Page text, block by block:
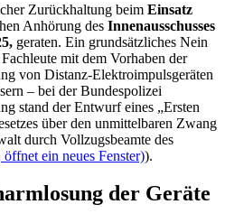
Zurückhaltung beim Einsatz
Anhörung des Innenausschusses
geraten. Ein grundsätzliches Nein
mit dem Vorhaben der
von Distanz-Elektroimpulsgeräten
– bei der Bundespolizei
stand der Entwurf eines „Ersten
über den unmittelbaren Zwang
durch Vollzugsbeamte des
ein neues Fenster)).
der Geräte